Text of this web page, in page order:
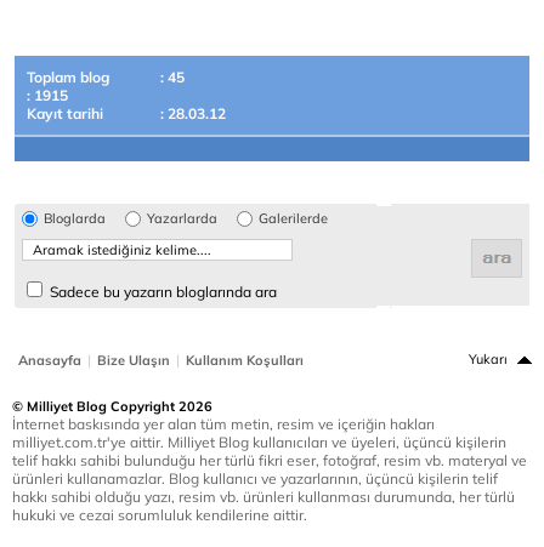
Toplam blog
: 45
: 1915
Kayıt tarihi
: 28.03.12
Bloglarda Yazarlarda Galerilerde
Sadece bu yazarın bloglarında ara
Anasayfa | Bize Ulaşın | Kullanım Koşulları Yukarı
© Milliyet Blog Copyright 2026
İnternet baskısında yer alan tüm metin, resim ve içeriğin hakları
milliyet.com.tr'ye aittir. Milliyet Blog kullanıcıları ve üyeleri, üçüncü kişilerin
telif hakkı sahibi bulunduğu her türlü fikri eser, fotoğraf, resim vb. materyal ve
ürünleri kullanamazlar. Blog kullanıcı ve yazarlarının, üçüncü kişilerin telif
hakkı sahibi olduğu yazı, resim vb. ürünleri kullanması durumunda, her türlü
hukuki ve cezai sorumluluk kendilerine aittir.